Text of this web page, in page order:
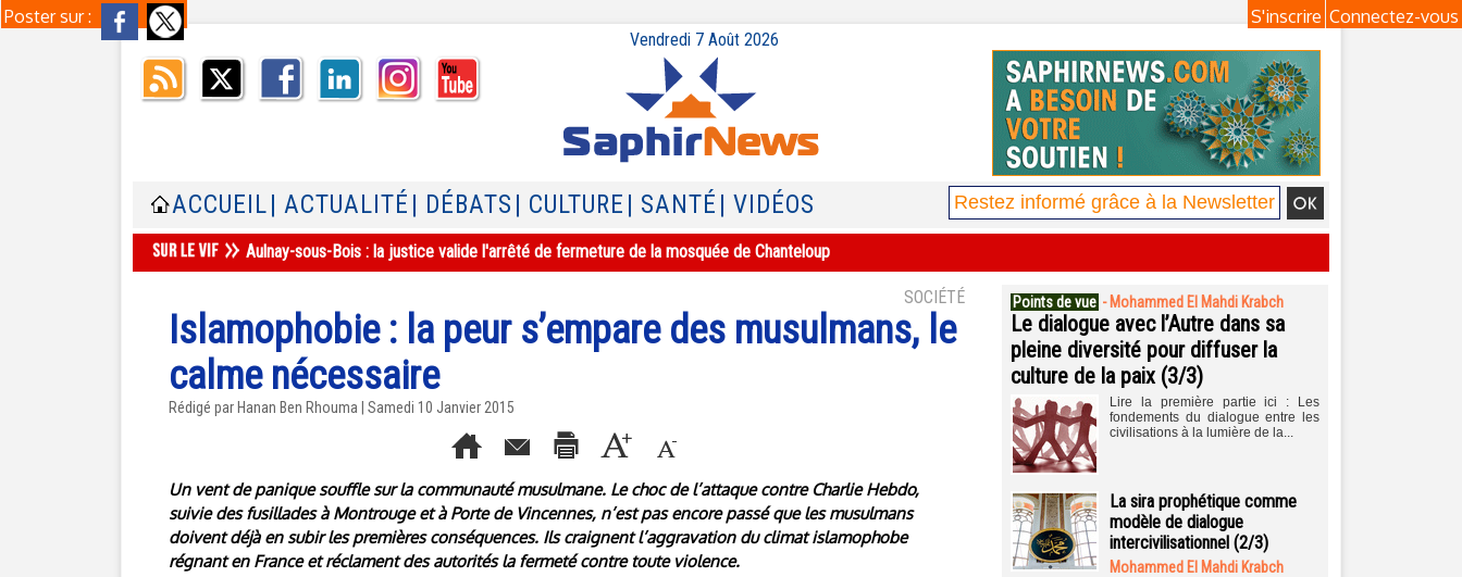
Poster sur : Connectez-vous
S'inscrire
Vendredi 7 Août 2026
ACCUEIL | ACTUALITÉ | DÉBATS | CULTURE | SANTÉ | VIDÉOS
Aulnay-sous-Bois : la justice valide l'arrêté de fermeture de la mosquée de Chanteloup
SOCIÉTÉ
Islamophobie : la peur s’empare des musulmans, le
calme nécessaire
Rédigé par Hanan Ben Rhouma | Samedi 10 Janvier 2015
Un vent de panique souffle sur la communauté musulmane. Le choc de l’attaque contre Charlie Hebdo,
suivie des fusillades à Montrouge et à Porte de Vincennes, n’est pas encore passé que les musulmans
doivent déjà en subir les premières conséquences. Ils craignent l’aggravation du climat islamophobe
régnant en France et réclament des autorités la fermeté contre toute violence.
Points de vue - Mohammed El Mahdi Krabch
Le dialogue avec l’Autre dans sa
pleine diversité pour diffuser la
culture de la paix (3/3)
Lire la première partie ici : Les
fondements du dialogue entre les
civilisations à la lumière de la...
La sira prophétique comme
modèle de dialogue
intercivilisationnel (2/3)
Mohammed El Mahdi Krabch